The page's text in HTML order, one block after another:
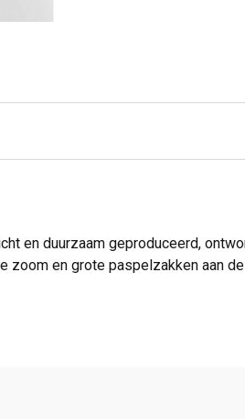
en duurzaam geproduceerd,
en grote paspelzakken aan